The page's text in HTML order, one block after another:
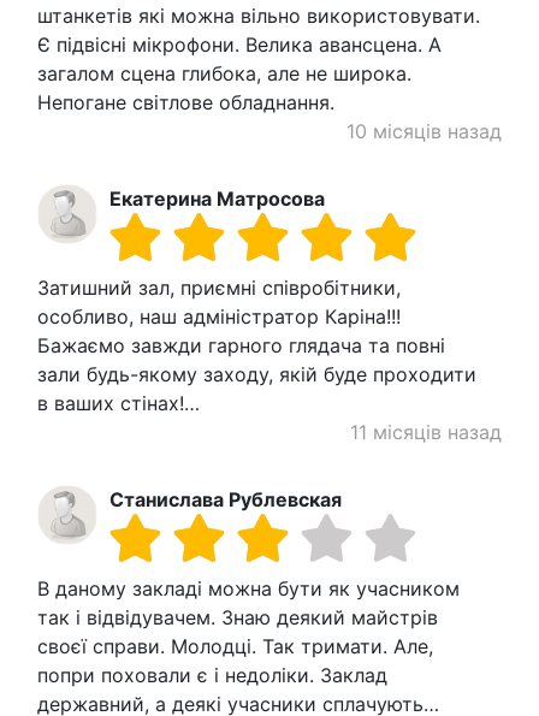
штанкетів які можна вільно використовувати.
Є підвісні мікрофони. Велика авансцена. А
загалом сцена глибока, але не широка.
Непогане світлове обладнання.
10 місяців назад
Екатерина Матросова
Затишний зал, приємні співробітники,
особливо, наш адміністратор Каріна!!!
Бажаємо завжди гарного глядача та повні
зали будь-якому заходу, якій буде проходити
в ваших стінах!…
11 місяців назад
Станислава Рублевская
В даному закладі можна бути як учасником
так і відвідувачем. Знаю деякий майстрів
своєї справи. Молодці. Так тримати. Але,
попри поховали є і недоліки. Заклад
державний, а деякі учасники сплачують…